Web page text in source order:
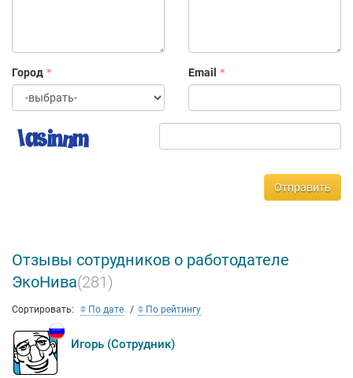
Город Email
Отправить
Отзывы сотрудников о работодателе
ЭкоНива(281)
Сортировать: По дате По рейтингу
Игорь (Сотрудник)